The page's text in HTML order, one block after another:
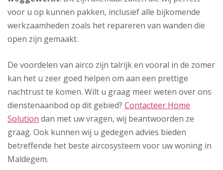
voor u op kunnen pakken, inclusief alle bijkomende
werkzaamheden zoals het repareren van wanden die
open zijn gemaakt.
De voordelen van airco zijn talrijk en vooral in de zomer
kan het u zeer goed helpen om aan een prettige
nachtrust te komen. Wilt u graag meer weten over ons
dienstenaanbod op dit gebied? Contacteer Home
Solution dan met uw vragen, wij beantwoorden ze
graag. Ook kunnen wij u gedegen advies bieden
betreffende het beste aircosysteem voor uw woning in
Maldegem.